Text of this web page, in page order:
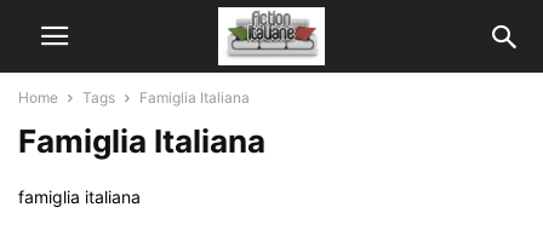
Home Tags Famiglia Italiana
Famiglia Italiana
famiglia italiana